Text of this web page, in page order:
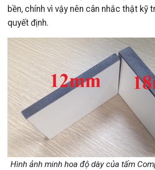
bền, chính vì vậy nên cân nhắc thật kỹ
quyết định.
Hình ảnh minh hoa độ dày của tấm